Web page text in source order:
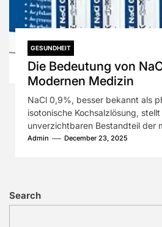
GESUNDHEIT
Die Bedeutung von
Modernen Medizin
NaCl 0,9%, besser bekannt als
isotonische Kochsalzlösung, stellt
unverzichtbaren Bestandteil der
Versorgung dar. Diese einfache,
Admin December 23, 2025
Search